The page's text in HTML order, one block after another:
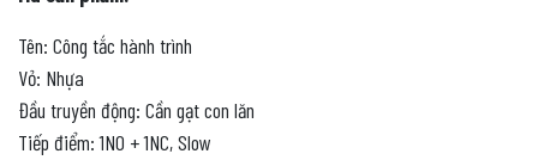
Tên: Công tắc hành trình
Vỏ: Nhựa
Đầu truyền động: Cần gạt con lăn
Tiếp điểm: 1NO + 1NC, Slow